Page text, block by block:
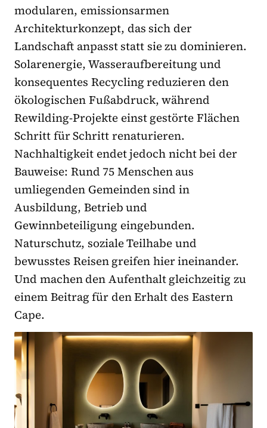
modularen, emissionsarmen
Architekturkonzept, das sich der
Landschaft anpasst statt sie zu dominieren.
Solarenergie, Wasseraufbereitung und
konsequentes Recycling reduzieren den
ökologischen Fußabdruck, während
Rewilding-Projekte einst gestörte Flächen
Schritt für Schritt renaturieren.
Nachhaltigkeit endet jedoch nicht bei der
Bauweise: Rund 75 Menschen aus
umliegenden Gemeinden sind in
Ausbildung, Betrieb und
Gewinnbeteiligung eingebunden.
Naturschutz, soziale Teilhabe und
bewusstes Reisen greifen hier ineinander.
Und machen den Aufenthalt gleichzeitig zu
einem Beitrag für den Erhalt des Eastern
Cape.